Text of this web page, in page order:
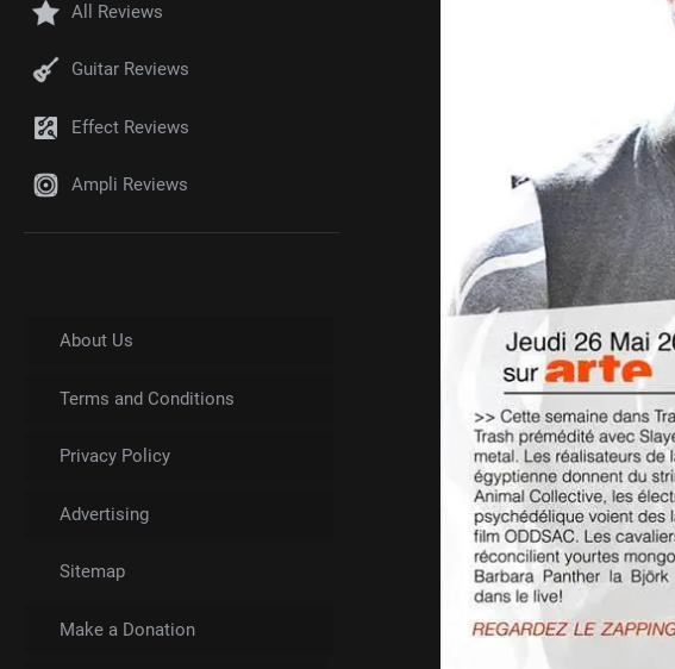
All Reviews
Guitar Reviews
Effect Reviews
Ampli Reviews
About Us
Terms and Conditions
Privacy Policy
Advertising
Sitemap
Make a Donation